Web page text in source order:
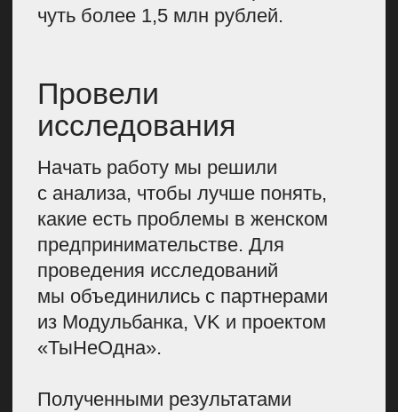
ЭТО НА 19,85% НИЖЕ,
ЧЕМ СРЕДНЯЯ ЦЕНА
ЗА ПРИВЛЕЧЕНИЕ
В B2B-КАМПАНИЯХ
FLOWWOW.
Изначально мы планировали
привлечь 500 участниц, но в итоге
получили в 9 раз больше — 4 590
заявок. Также мы получили более
150 публикаций с упоминанием
проекта, и, что важно, негатива
среди них не было.
Образовательные эфиры в сумме
набрали 33 000 просмотров.
организовывать онлайн: людям